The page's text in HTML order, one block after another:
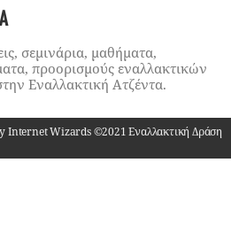
σεμινάρια, μαθήματα,
προορισμούς εναλλακτικών
Εναλλακτική Ατζέντα.
Internet Wizards ©2021 Εναλλακτική Δράση